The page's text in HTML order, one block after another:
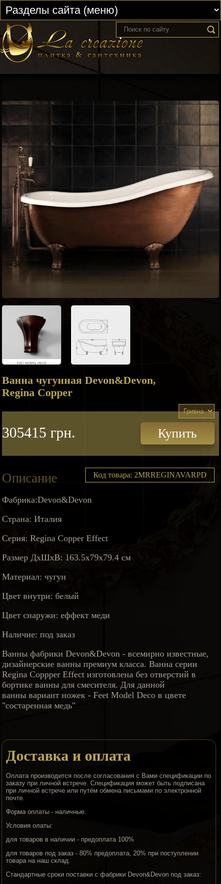
Ванна чугунная Devon&Devon,
Regina Copper
305415 грн. Купить
Описание Код товара: 2MRREGINAVARPD
Фабрика:Devon&Devon
Страна: Италия
Серия: Regina Copper Effect
Размер ДхШхВ: 163.5х79х79.4 см
Материал: чугун
Цвет внутри: белый
Цвет снаружи: еффект меди
Наличие: под заказ
Ванны фабрики Devon&Devon - всемирно известные,
дизайнерские ванны премиум класса. Ванна серии
Regina Coppper Effect изготовлена без отверстий в
бортике ванны для смесителя. Для данной
ванны вариант ножек - Feet Model Deco в цвете
"состаренная медь"
Доставка и оплата
Оллата производится после согласования с Вами спецификации по
заказу при личной встрече. Спецификация может быть подписана
при личной встрече или путём обмена письмами по электронной
почте.
Форма оплаты - наличные.
Условия олаты:
для товаров в наличии - предоплата 100%
для товаров под заказ - 80% предоплата, 20% при поступлении
товара на наш склад.
Стандартные сроки поставки с фабрики Devon&Devon под заказ: